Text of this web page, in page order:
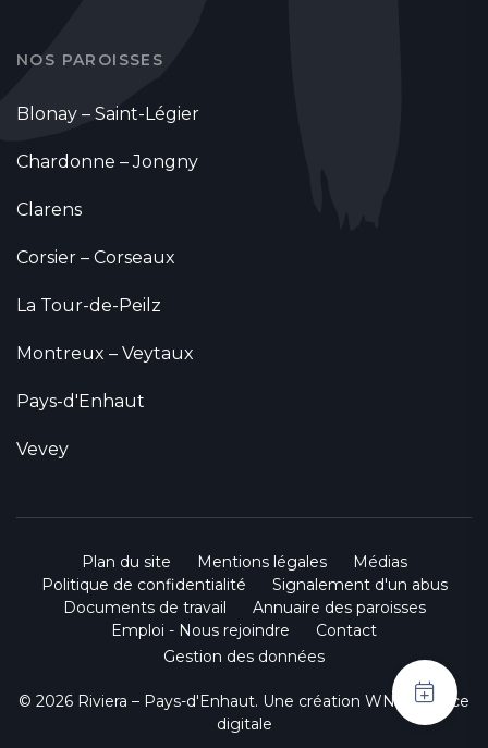
NOS PAROISSES
Blonay – Saint-Légier
Chardonne – Jongny
Clarens
Corsier – Corseaux
La Tour-de-Peilz
Montreux – Veytaux
Pays-d'Enhaut
Vevey
Plan du site Mentions légales
Médias
Politique de confidentialité
Signalement d'un abus
Documents de travail
Annuaire des paroisses
Emploi - Nous rejoindre
Contact
Gestion des données
© 2026 Riviera – Pays-d'Enhaut. Une création WNG agence
digitale